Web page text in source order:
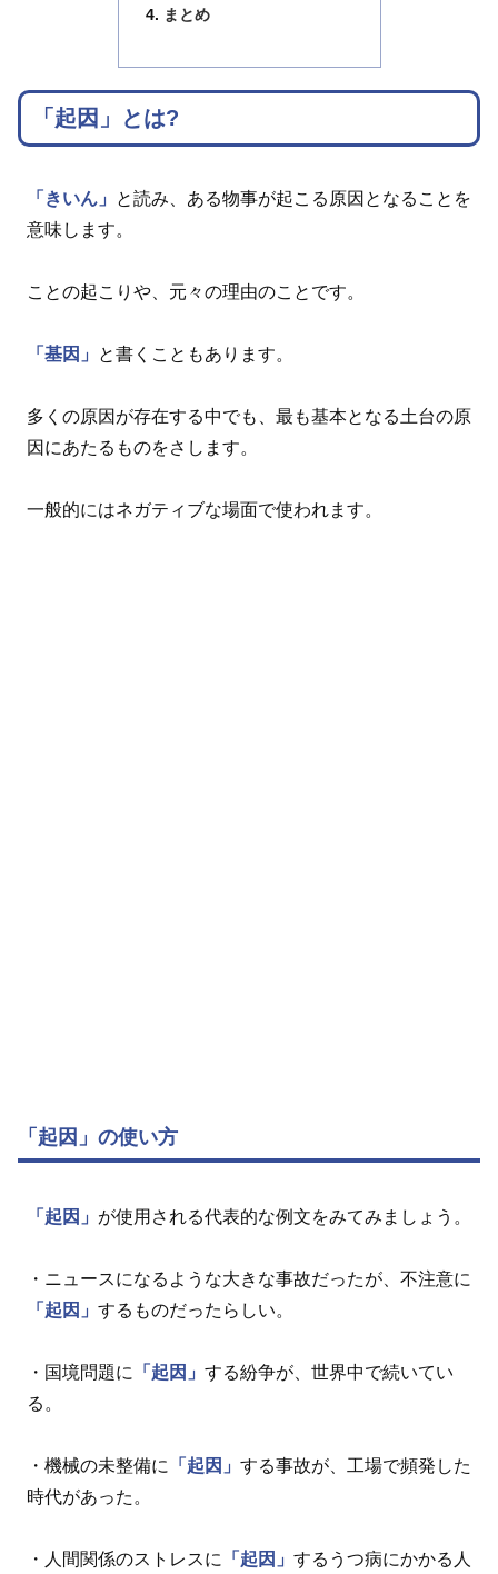
まとめ
「起因」とは?
「きいん」
と読み、ある物事が起こる原因となることを
意味します。
ことの起こりや、元々の理由のことです。
「基因」 と書くこともあります。
多くの原因が存在する中でも、最も基本となる土台の原
因にあたるものをさします。
一般的にはネガティブな場面で使われます。
「起因」の使い方
「起因」 が使用される代表的な例文をみてみましょう。
・ニュースになるような大きな事故だったが、不注意に
「起因」 するものだったらしい。
・国境問題に 「起因」 する紛争が、世界中で続いてい
る。
・機械の未整備に 「起因」 する事故が、工場で頻発した
時代があった。
・人間関係のストレスに 「起因」 するうつ病にかかる人